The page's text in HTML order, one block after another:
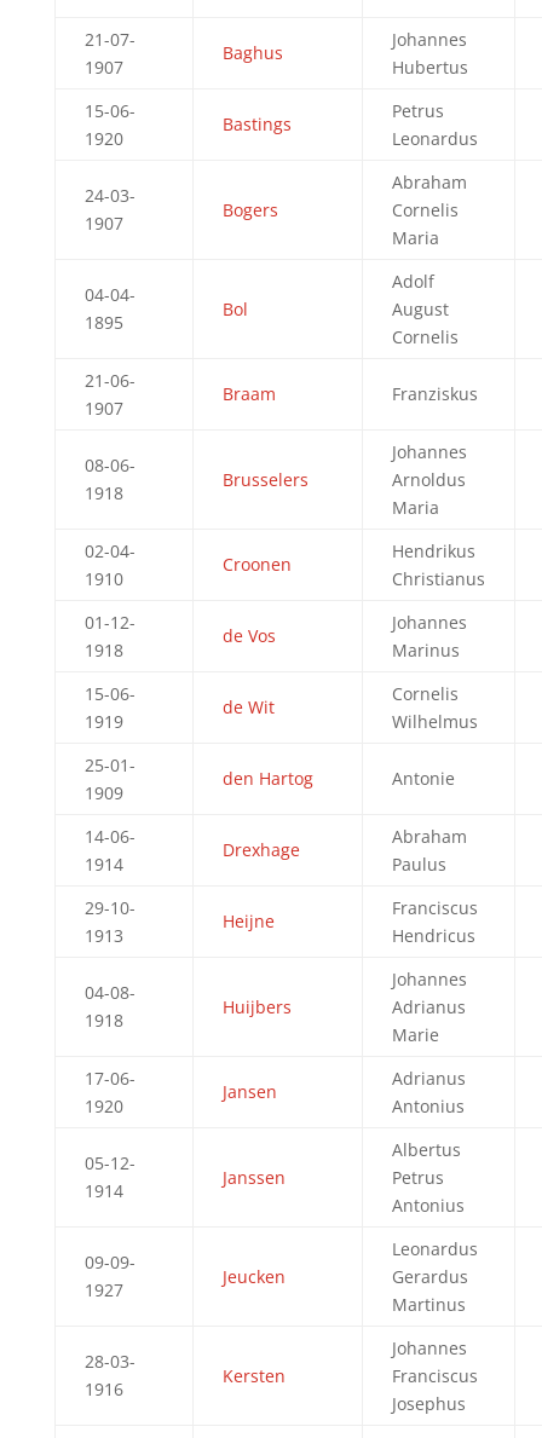
21-07-
1907
Baghus
Johannes
Hubertus
15-06-
1920
Bastings
Petrus
Leonardus
24-03-
1907
Bogers
Abraham
Cornelis
Maria
04-04-
1895
Bol
Adolf
August
Cornelis
21-06-
1907
Braam Franziskus
08-06-
1918
Brusselers
Johannes
Arnoldus
Maria
02-04-
1910
Croonen
Hendrikus
Christianus
01-12-
1918
de Vos
Johannes
Marinus
15-06-
1919
de Wit
Cornelis
Wilhelmus
25-01-
1909
den Hartog Antonie
14-06-
1914
Drexhage
Abraham
Paulus
29-10-
1913
Heijne
Franciscus
Hendricus
04-08-
1918
Huijbers
Johannes
Adrianus
Marie
17-06-
1920
Jansen
Adrianus
Antonius
05-12-
1914
Janssen
Albertus
Petrus
Antonius
09-09-
1927
Jeucken
Leonardus
Gerardus
Martinus
28-03-
1916
Kersten
Johannes
Franciscus
Josephus